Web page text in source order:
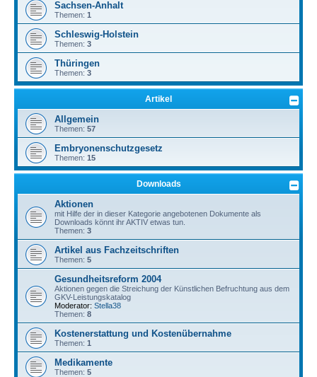
Sachsen-Anhalt
Themen: 1
Schleswig-Holstein
Themen: 3
Thüringen
Themen: 3
Artikel
Allgemein
Themen: 57
Embryonenschutzgesetz
Themen: 15
Downloads
Aktionen
mit Hilfe der in dieser Kategorie angebotenen Dokumente als
Downloads könnt ihr AKTIV etwas tun.
Themen: 3
Artikel aus Fachzeitschriften
Themen: 5
Gesundheitsreform 2004
Aktionen gegen die Streichung der Künstlichen Befruchtung aus dem
GKV-Leistungskatalog
Moderator: Stella38
Themen: 8
Kostenerstattung und Kostenübernahme
Themen: 1
Medikamente
Themen: 5